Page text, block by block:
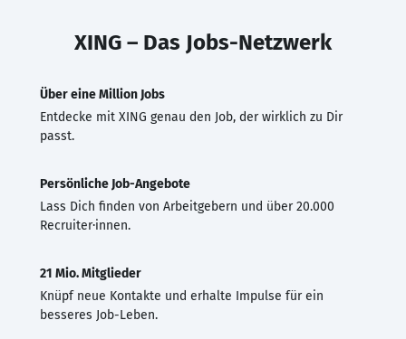
XING – Das Jobs-Netzwerk
Über eine Million Jobs
Entdecke mit XING genau den Job, der wirklich zu Dir
passt.
Persönliche Job-Angebote
Lass Dich finden von Arbeitgebern und über 20.000
Recruiter·innen.
21 Mio. Mitglieder
Knüpf neue Kontakte und erhalte Impulse für ein
besseres Job-Leben.